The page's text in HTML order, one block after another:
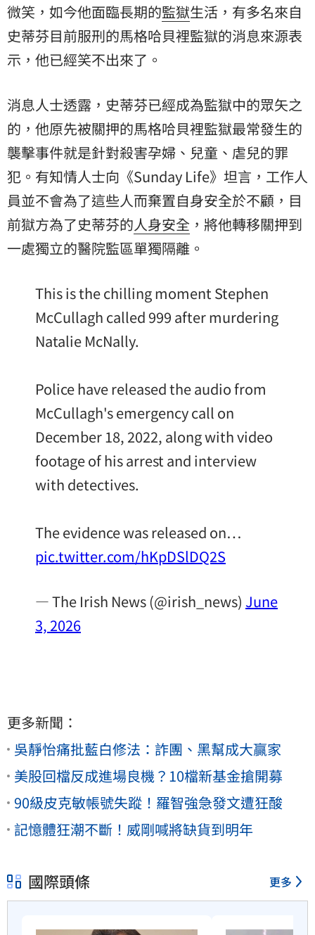
微笑，如今他面臨長期的監獄生活，有多名來自
史蒂芬目前服刑的馬格哈貝裡監獄的消息來源表
示，他已經笑不出來了。
消息人士透露，史蒂芬已經成為監獄中的眾矢之
的，他原先被關押的馬格哈貝裡監獄最常發生的
襲擊事件就是針對殺害孕婦、兒童、虐兒的罪
犯。有知情人士向《Sunday Life》坦言，工作人
員並不會為了這些人而棄置自身安全於不顧，目
前獄方為了史蒂芬的人身安全 ，將他轉移關押到
一處獨立的醫院監區單獨隔離。
This is the chilling moment Stephen
McCullagh called 999 after murdering
Natalie McNally.
Police have released the audio from
McCullagh's emergency call on
December 18, 2022, along with video
footage of his arrest and interview
with detectives.
The evidence was released on…
pic.twitter.com/hKpDSlDQ2S
— The Irish News (@irish_news) June
3, 2026
更多新聞：
吳靜怡痛批藍白修法：詐團、黑幫成大贏家
美股回檔反成進場良機？10檔新基金搶開募
90級皮克敏帳號失蹤！羅智強急發文遭狂酸
記憶體狂潮不斷！威剛喊將缺貨到明年
國際頭條 更多